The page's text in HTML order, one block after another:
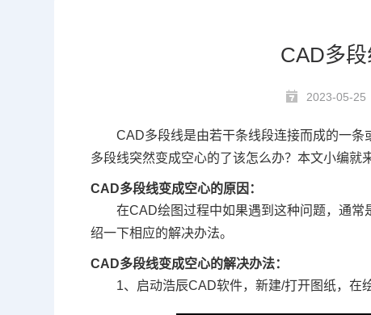
CAD多段
2023-05-25
CAD多段线是由若干条线段连接而成的一
多段线突然变成空心的了该怎么办？本文小编就
CAD多段线变成空心的原因：
在CAD绘图过程中如果遇到这种问题，通
绍一下相应的解决办法。
CAD多段线变成空心的解决办法：
1、启动浩辰CAD软件，新建/打开图纸，在